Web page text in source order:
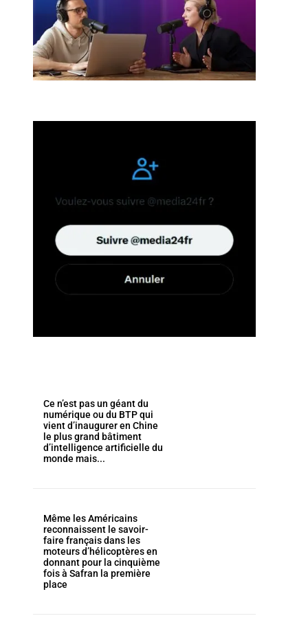
Ce n’est pas un géant du
numérique ou du BTP qui
vient d’inaugurer en Chine
le plus grand bâtiment
d’intelligence artificielle du
monde mais...
Même les Américains
reconnaissent le savoir-
faire français dans les
moteurs d’hélicoptères en
donnant pour la cinquième
fois à Safran la première
place